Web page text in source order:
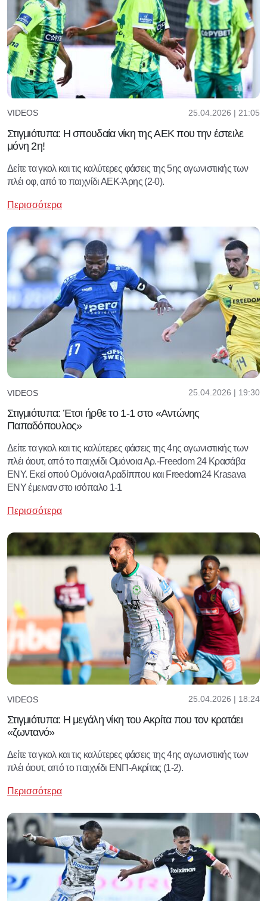
VIDEOS 25.04.2026 | 21:05
Στιγμιότυπα: Η σπουδαία νίκη της ΑΕΚ που την έστειλε
μόνη 2η!
Δείτε τα γκολ και τις καλύτερες φάσεις της 5ης αγωνιστικής των
πλέι οφ, από το παιχνίδι ΑΕΚ-Άρης (2-0).
Περισσότερα
VIDEOS 25.04.2026 | 19:30
Στιγμιότυπα: Έτσι ήρθε το 1-1 στο «Αντώνης
Παπαδόπουλος»
Δείτε τα γκολ και τις καλύτερες φάσεις της 4ης αγωνιστικής των
πλέι άουτ, από το παιχνίδι Ομόνοια Αρ.-Freedom 24 Κρασάβα
ΕΝΥ. Εκεί οπού Ομόνοια Αραδίππου και Freedom24 Krasava
ΕΝΥ έμειναν στο ισόπαλο 1-1
Περισσότερα
VIDEOS 25.04.2026 | 18:24
Στιγμιότυπα: Η μεγάλη νίκη του Ακρίτα που τον κρατάει
«ζωντανό»
Δείτε τα γκολ και τις καλύτερες φάσεις της 4ης αγωνιστικής των
πλέι άουτ, από το παιχνίδι ΕΝΠ-Ακρίτας (1-2).
Περισσότερα